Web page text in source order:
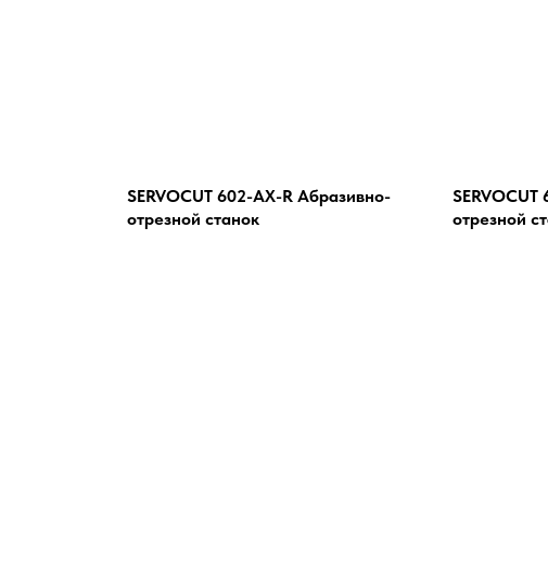
SERVOCUT 602-AX-R Абразивно-
отрезной станок
отрезной